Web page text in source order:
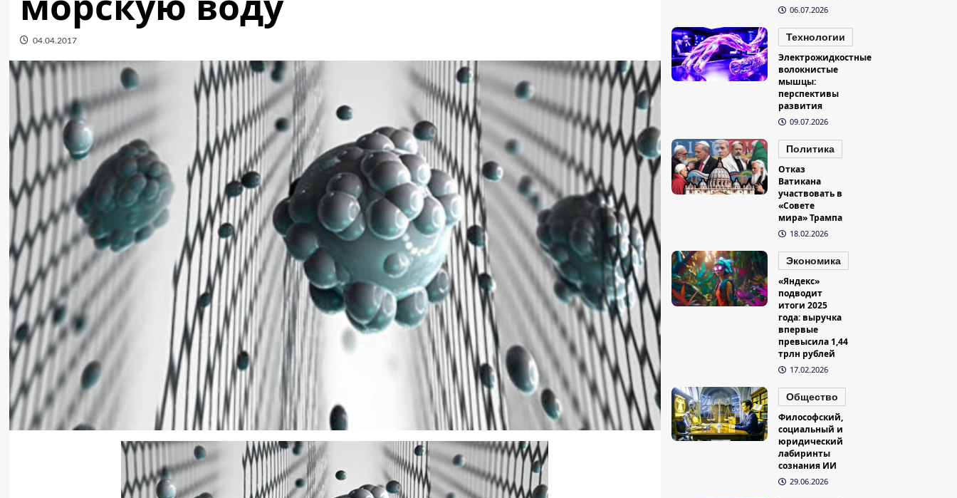
04.04.2017
06.07.2026
Технологии
Электрожидкостные
волокнистые
мышцы:
перспективы
развития
09.07.2026
Политика
Отказ
Ватикана
участвовать в
«Совете
мира» Трампа
18.02.2026
Экономика
«Яндекс»
подводит
итоги 2025
года: выручка
впервые
превысила 1,44
трлн рублей
17.02.2026
Общество
Философский,
социальный и
юридический
лабиринты
сознания ИИ
29.06.2026